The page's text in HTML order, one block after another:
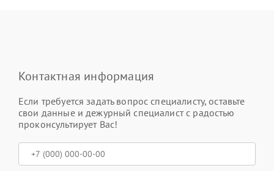
Контактная информация
Если требуется задать вопрос специалисту, оставьте
свои данные и дежурный специалист с радостью
проконсультирует Вас!